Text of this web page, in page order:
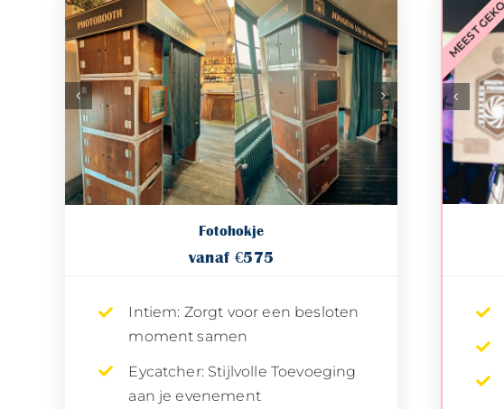
Fotohokje
vanaf €575
Intiem: Zorgt voor een besloten
moment samen
Eycatcher: Stijlvolle Toevoeging
aan je evenement